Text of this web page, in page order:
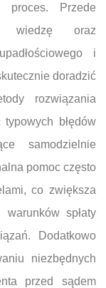
proces. Przede
wiedzę oraz
i
doradzić
rozwiązania
błędów
samodzielnie
pomoc często
co zwiększa
spłaty
Dodatkowo
niezbędnych
przed sądem